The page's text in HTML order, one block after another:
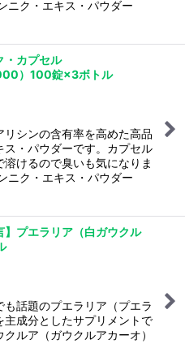
ニク・エキス・パウダー
・カプセル
）100錠×3ボトル
リシンの含有率を高めた高品
ス・パウダーです。カプセル
けるので臭いも気になりま
ニク・エキス・パウダー
】プエラリア（白ガウクル
も話題のプエラリア（プエラ
主成分としたサプリメントで
ルア（ガウクルアカーオ）